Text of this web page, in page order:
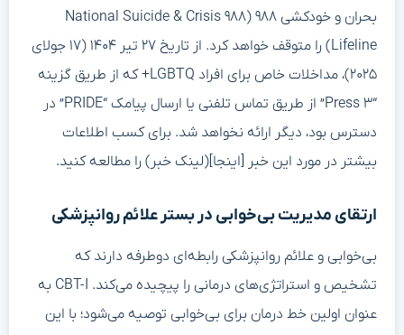
بحران و خودکشی ۹۸۸ (۹۸۸ National Suicide & Crisis
Lifeline) را متوقف خواهد کرد. از تاریخ ۲۷ تیر ۱۴۰۴ (۱۷ جولای
۲۰۲۵)، مداخلات خاص برای افراد LGBTQ+ که از طریق گزینه
“Press ۳” از طریق تماس تلفنی یا ارسال پیامک “PRIDE” در
دسترس بود، دیگر ارائه نخواهد شد. برای کسب اطلاعات
بیشتر در مورد این خبر [اینجا](لینک خبر) را مطالعه کنید.
ارتقای مدیریت بی‌خوابی در بستر علائم روانپزشکی
بی‌خوابی و علائم روانپزشکی رابطه‌ای دوطرفه دارند که
تشخیص و استراتژی‌های درمانی را پیچیده می‌کند. CBT-I به
عنوان اولین خط درمان برای بی‌خوابی توصیه می‌شود؛ با این